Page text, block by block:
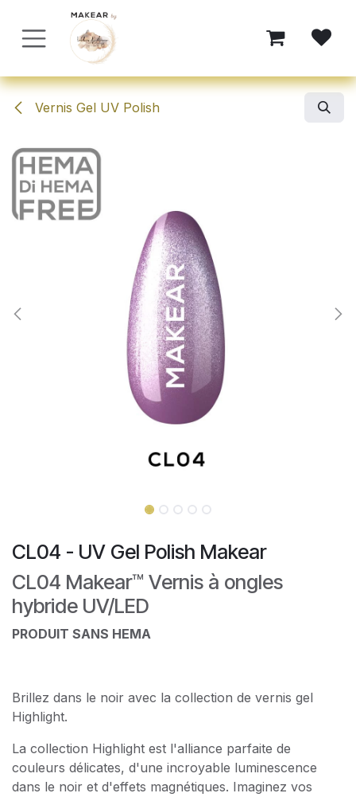
Se rendre au contenu
Vernis Gel UV Polish
CL04 - UV Gel Polish Makear
CL04 Makear™ Vernis à ongles
hybride UV/LED
PRODUIT SANS HEMA
Brillez dans le noir avec la collection de vernis gel
Highlight.
La collection Highlight est l'alliance parfaite de
couleurs délicates, d'une incroyable luminescence
dans le noir et d'effets magnétiques. Imaginez vos